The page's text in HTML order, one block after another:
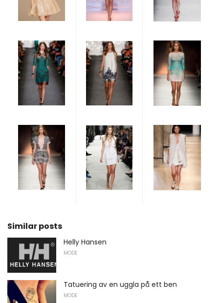
Similar posts
Helly Hansen
MODE
Tatuering av en uggla på ett ben
MODE